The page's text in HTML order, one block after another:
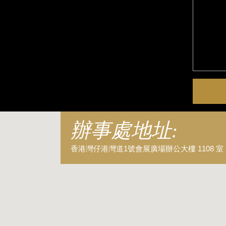
辦事處地址:
香港灣仔港灣道1號會展廣場辦公大樓 1108 室